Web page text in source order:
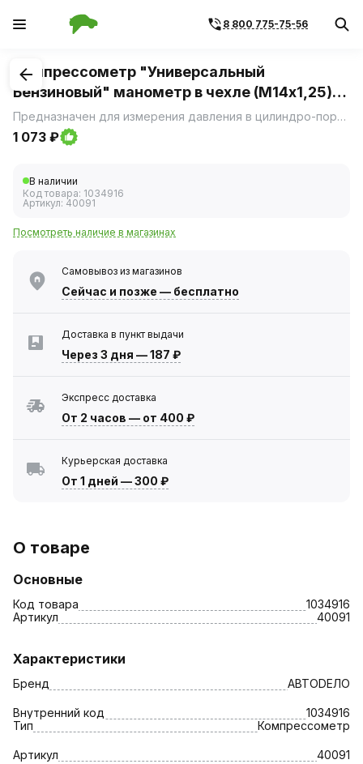
8 800 775-75-56
1/2
Компрессометр "Универсальный
Бензиновый" манометр в чехле (М14х1,25)
(АвтоДело) 40091
Предназначен для измерения давления в цилиндро-поршневой группе автомобильного двигателя с бензиновым впрыском.
1 073 ₽
В наличии
Код товара: 1034916
Артикул: 40091
Посмотреть наличие в магазинах
Самовывоз из магазинов
Сейчас и позже — бесплатно
Доставка в пункт выдачи
Через 3 дня —187 ₽
Экспресс доставка
От 2 часов — от 400 ₽
Курьерская доставка
От 1 дней —300 ₽
О товаре
Основные
Код товара
1034916
Артикул
40091
Характеристики
Бренд АВТОDЕЛО
Внутренний код
1034916
Тип
Компрессометр
Артикул 40091